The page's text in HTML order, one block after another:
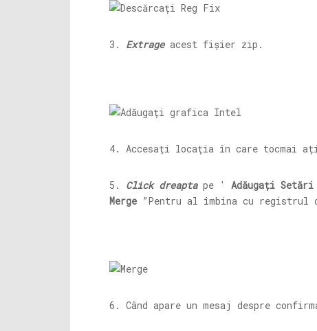
3. Extrage acest fișier zip.
4. Accesați locația în care tocmai
5. Click dreapta pe ' Adăugați
Merge ”Pentru al îmbina cu registrul
6. Când apare un mesaj despre